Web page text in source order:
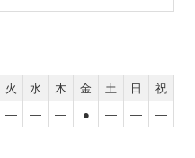
火 水 木 金 土 日
祝
― ― ― ● ― ―
―